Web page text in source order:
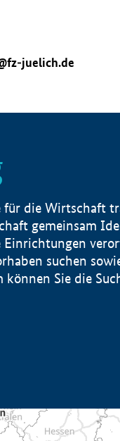
juelich.de
die Wirtschaft
gemeinsam
suchen
Sie die